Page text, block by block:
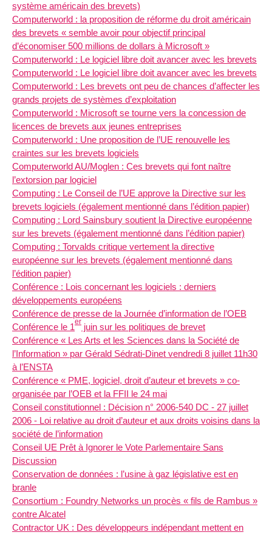
système américain des brevets)
Computerworld : la proposition de réforme du droit américain
des brevets « semble avoir pour objectif principal
d’économiser 500 millions de dollars à Microsoft »
Computerworld : Le logiciel libre doit avancer avec les brevets
Computerworld : Le logiciel libre doit avancer avec les brevets
Computerworld : Les brevets ont peu de chances d’affecter les
grands projets de systèmes d’exploitation
Computerworld : Microsoft se tourne vers la concession de
licences de brevets aux jeunes entreprises
Computerworld : Une proposition de l’UE renouvelle les
craintes sur les brevets logiciels
Computerworld AU/Moglen : Ces brevets qui font naître
l’extorsion par logiciel
Computing : Le Conseil de l’UE approve la Directive sur les
brevets logiciels (également mentionné dans l’édition papier)
Computing : Lord Sainsbury soutient la Directive européenne
sur les brevets (également mentionné dans l’édition papier)
Computing : Torvalds critique vertement la directive
européenne sur les brevets (également mentionné dans
l’édition papier)
Conférence : Lois concernant les logiciels : derniers
développements européens
Conférence de presse de la Journée d’information de l’OEB
Conférence le 1er juin sur les politiques de brevet
Conférence « Les Arts et les Sciences dans la Société de
l’Information » par Gérald Sédrati-Dinet vendredi 8 juillet 11h30
à l’ENSTA
Conférence « PME, logiciel, droit d’auteur et brevets » co-
organisée par l’OEB et la FFII le 24 mai
Conseil constitutionnel : Décision n° 2006-540 DC - 27 juillet
2006 - Loi relative au droit d’auteur et aux droits voisins dans la
société de l’information
Conseil UE Prêt à Ignorer le Vote Parlementaire Sans
Discussion
Conservation de données : l’usine à gaz législative est en
branle
Consortium : Foundry Networks un procès « fils de Rambus »
contre Alcatel
Contractor UK : Des développeurs indépendant mettent en